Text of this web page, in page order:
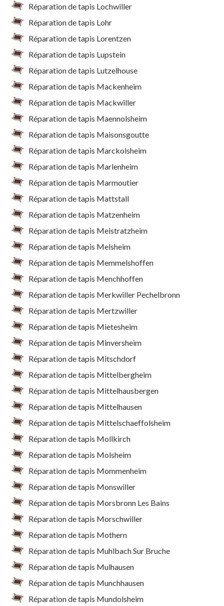
Réparation de tapis Lochwiller
Réparation de tapis Lohr
Réparation de tapis Lorentzen
Réparation de tapis Lupstein
Réparation de tapis Lutzelhouse
Réparation de tapis Mackenheim
Réparation de tapis Mackwiller
Réparation de tapis Maennolsheim
Réparation de tapis Maisonsgoutte
Réparation de tapis Marckolsheim
Réparation de tapis Marlenheim
Réparation de tapis Marmoutier
Réparation de tapis Mattstall
Réparation de tapis Matzenheim
Réparation de tapis Meistratzheim
Réparation de tapis Melsheim
Réparation de tapis Memmelshoffen
Réparation de tapis Menchhoffen
Réparation de tapis Merkwiller Pechelbronn
Réparation de tapis Mertzwiller
Réparation de tapis Mietesheim
Réparation de tapis Minversheim
Réparation de tapis Mitschdorf
Réparation de tapis Mittelbergheim
Réparation de tapis Mittelhausbergen
Réparation de tapis Mittelhausen
Réparation de tapis Mittelschaeffolsheim
Réparation de tapis Mollkirch
Réparation de tapis Molsheim
Réparation de tapis Mommenheim
Réparation de tapis Monswiller
Réparation de tapis Morsbronn Les Bains
Réparation de tapis Morschwiller
Réparation de tapis Mothern
Réparation de tapis Muhlbach Sur Bruche
Réparation de tapis Mulhausen
Réparation de tapis Munchhausen
Réparation de tapis Mundolsheim